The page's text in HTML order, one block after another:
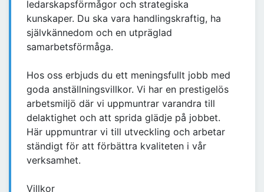
ledarskapsförmågor och strategiska
kunskaper. Du ska vara handlingskraftig, ha
självkännedom och en utpräglad
samarbetsförmåga.
Hos oss erbjuds du ett meningsfullt jobb med
goda anställningsvillkor. Vi har en prestigelös
arbetsmiljö där vi uppmuntrar varandra till
delaktighet och att sprida glädje på jobbet.
Här uppmuntrar vi till utveckling och arbetar
ständigt för att förbättra kvaliteten i vår
verksamhet.
Villkor